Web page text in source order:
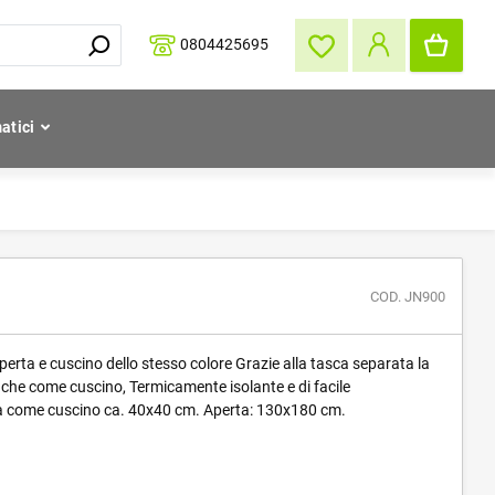
0804425695
COD. JN900
e cuscino dello stesso colore Grazie alla tasca separata la
come cuscino, Termicamente isolante e di facile
cuscino ca. 40x40 cm. Aperta: 130x180 cm.